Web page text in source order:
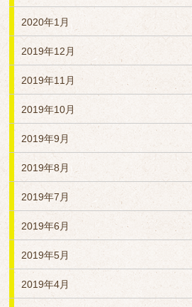
2020年1月
2019年12月
2019年11月
2019年10月
2019年9月
2019年8月
2019年7月
2019年6月
2019年5月
2019年4月